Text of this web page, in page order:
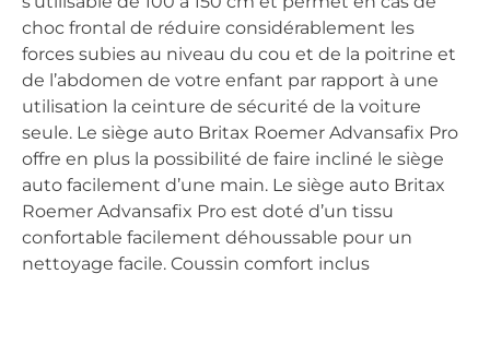
choc frontal de réduire considérablement les
forces subies au niveau du cou et de la poitrine et
de l’abdomen de votre enfant par rapport à une
utilisation la ceinture de sécurité de la voiture
seule. Le siège auto Britax Roemer Advansafix Pro
offre en plus la possibilité de faire incliné le siège
auto facilement d’une main. Le siège auto Britax
Roemer Advansafix Pro est doté d’un tissu
confortable facilement déhoussable pour un
nettoyage facile. Coussin comfort inclus